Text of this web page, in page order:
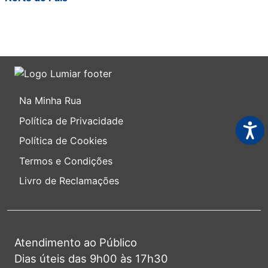
Na Minha Rua
Política de Privacidade
Política de Cookies
Termos e Condições
Livro de Reclamações
Atendimento ao Público
Dias úteis das 9h00 às 17h30